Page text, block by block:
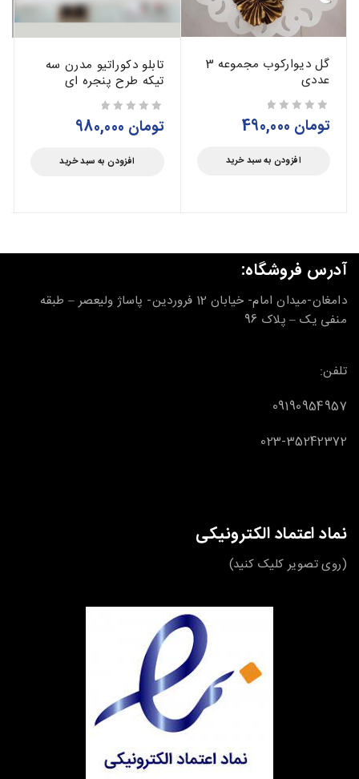
گل دیوارکوب مجموعه 3
عددی
تومان
افزودن به سبد خرید
تابلو دکوراتیو مدرن سه
تیکه طرح پنجره ای
تومان
افزودن به سبد خرید
آدرس فروشگاه:
دامغان-میدان امام- خیابان 12 فروردین- پاساژ ولیعصر – طبقه
منفی یک – پلاک 96
تلفن:
09190954957
023-35242372
نماد اعتماد الکترونیکی
(روی تصویر کلیک کنید)